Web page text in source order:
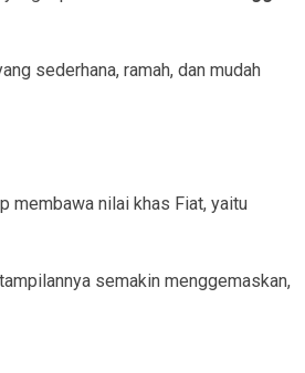
sederhana, ramah, dan mudah
membawa nilai khas Fiat, yaitu
semakin menggemaskan,